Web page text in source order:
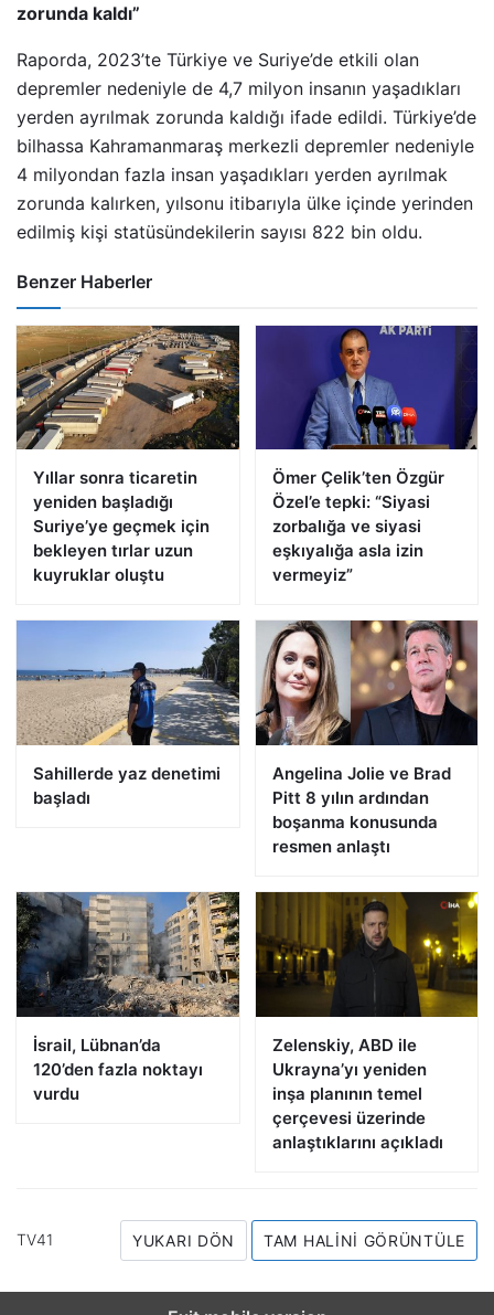
zorunda kaldı”
Raporda, 2023’te Türkiye ve Suriye’de etkili olan
depremler nedeniyle de 4,7 milyon insanın yaşadıkları
yerden ayrılmak zorunda kaldığı ifade edildi. Türkiye’de
bilhassa Kahramanmaraş merkezli depremler nedeniyle
4 milyondan fazla insan yaşadıkları yerden ayrılmak
zorunda kalırken, yılsonu itibarıyla ülke içinde yerinden
edilmiş kişi statüsündekilerin sayısı 822 bin oldu.
Benzer Haberler
Yıllar sonra ticaretin
yeniden başladığı
Suriye’ye geçmek için
bekleyen tırlar uzun
kuyruklar oluştu
Ömer Çelik’ten Özgür
Özel’e tepki: “Siyasi
zorbalığa ve siyasi
eşkıyalığa asla izin
vermeyiz”
Sahillerde yaz denetimi
başladı
Angelina Jolie ve Brad
Pitt 8 yılın ardından
boşanma konusunda
resmen anlaştı
İsrail, Lübnan’da
120’den fazla noktayı
vurdu
Zelenskiy, ABD ile
Ukrayna’yı yeniden
inşa planının temel
çerçevesi üzerinde
anlaştıklarını açıkladı
TV41 YUKARI DÖN TAM HALINI GÖRÜNTÜLE